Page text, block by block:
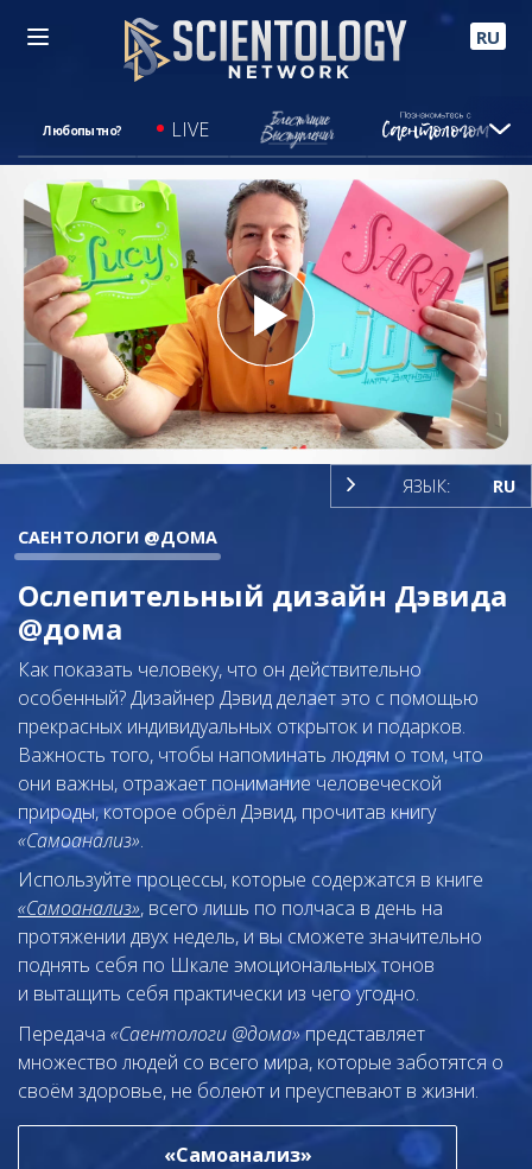
RU
Любопытно? LIVE
Play
Video
ЯЗЫК: RU
САЕНТОЛОГИ @ДОМА
Ослепительный дизайн Дэвида
@дома
Как показать человеку, что он действительно
особенный? Дизайнер Дэвид делает это с помощью
прекрасных индивидуальных открыток и подарков.
Важность того, чтобы напоминать людям о том, что
они важны, отражает понимание человеческой
природы, которое обрёл Дэвид, прочитав книгу
«Самоанализ».
Используйте процессы, которые содержатся в книге
«Самоанализ», всего лишь по полчаса в день на
протяжении двух недель, и вы сможете значительно
поднять себя по Шкале эмоциональных тонов
и вытащить себя практически из чего угодно.
Передача «Саентологи @дома» представляет
множество людей со всего мира, которые заботятся о
своём здоровье, не болеют и преуспевают в жизни.
«Самоанализ»